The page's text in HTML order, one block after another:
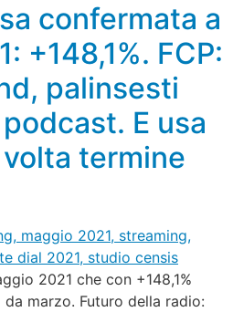
confermata a
+148,1%. FCP:
palinsesti
E usa
termine
2021 che con +148,1%
marzo. Futuro della radio: